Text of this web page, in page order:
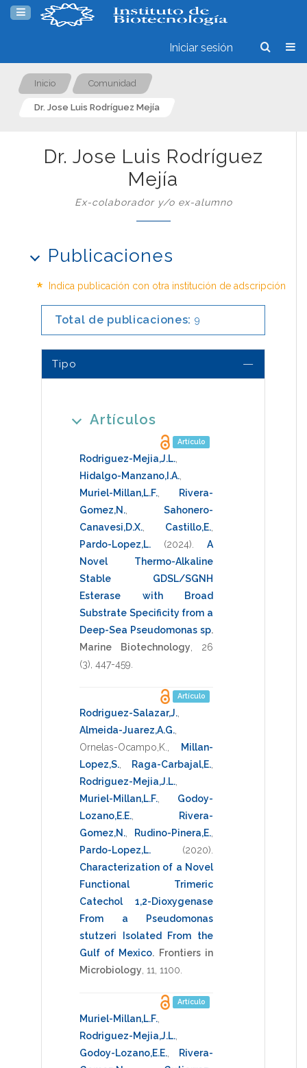
Iniciar sesión
Inicio Comunidad
Dr. Jose Luis Rodríguez Mejía
Dr. Jose Luis Rodríguez
Mejía
Ex-colaborador y/o ex-alumno
Publicaciones
* Indica publicación con otra institución de adscripción
Total de publicaciones: 9
Tipo
Artículos
Artículo
Rodriguez-Mejia,J.L.
Hidalgo-Manzano,I.A.
Muriel-Millan,L.F.
Rivera-
Gomez,N.
Sahonero-
Canavesi,D.X.
Castillo,E.
Pardo-Lopez,L.
(2024)
A
Novel Thermo-Alkaline
Stable GDSL/SGNH
Esterase with Broad
Substrate Specificity from a
Deep-Sea Pseudomonas sp.
Marine Biotechnology
26
(3), 447-459
Artículo
Rodriguez-Salazar,J.
Almeida-Juarez,A.G.
Ornelas-Ocampo,K.
Millan-
Lopez,S.
Raga-Carbajal,E.
Rodriguez-Mejia,J.L.
Muriel-Millan,L.F.
Godoy-
Lozano,E.E.
Rivera-
Gomez,N.
Rudino-Pinera,E.
Pardo-Lopez,L.
(2020)
Characterization of a Novel
Functional Trimeric
Catechol 1,2-Dioxygenase
From a Pseudomonas
stutzeri Isolated From the
Gulf of Mexico. Frontiers in
Microbiology 11 1100
Artículo
Muriel-Millan,L.F.
Rodriguez-Mejia,J.L.
Godoy-Lozano,E.E.
Rivera-